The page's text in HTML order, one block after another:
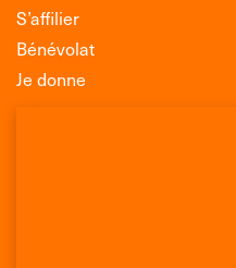
S’affilier
Bénévolat
Je donne